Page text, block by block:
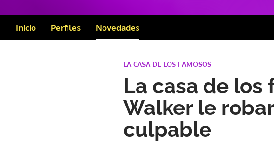
Inicio Perfiles Novedades
La casa de los
Walker le
culpable
LA CASA DE LOS FAMOSOS